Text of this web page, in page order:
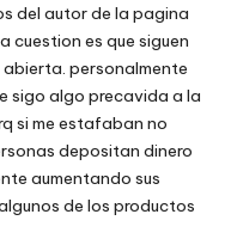
del autor de la pagina
es que siguen
personalmente
sigo algo precavida a la
si me estafaban no
depositan dinero
aumentando sus
de los productos